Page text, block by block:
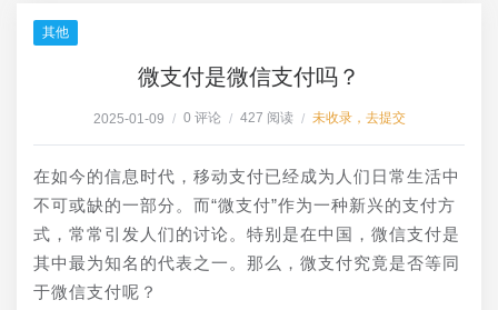
其他
微支付是微信支付吗？
2025-01-09 / 0 评论 / 427 阅读 / 未收录，去提交
在如今的信息时代，移动支付已经成为人们日常生活中
不可或缺的一部分。而“微支付”作为一种新兴的支付方
式，常常引发人们的讨论。特别是在中国，微信支付是
其中最为知名的代表之一。那么，微支付究竟是否等同
于微信支付呢？